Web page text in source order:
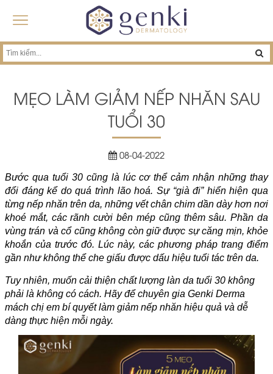
MẸO LÀM GIẢM NẾP NHĂN SAU
TUỔI 30
08-04-2022
Bước qua tuổi 30 cũng là lúc cơ thể cảm nhận những thay
đổi đáng kể do quá trình lão hoá. Sự “già đi” hiển hiện qua
từng nếp nhăn trên da, những vết chân chim dần dày hơn nơi
khoé mắt, các rãnh cười bên mép cũng thêm sâu. Phần da
vùng trán và cổ cũng không còn giữ được sự căng mịn, khỏe
khoắn của trước đó. Lúc này, các phương pháp trang điểm
gần như không thể che giấu được dấu hiệu tuổi tác trên da.
Tuy nhiên, muốn cải thiện chất lượng làn da tuổi 30 không
phải là không có cách. Hãy để chuyên gia Genki Derma
mách chị em bí quyết làm giảm nếp nhăn hiệu quả và dễ
dàng thực hiện mỗi ngày.